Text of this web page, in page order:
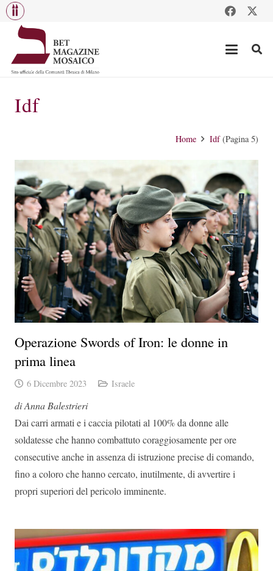
Idf
Home Idf(Pagina 5)
Operazione Swords of Iron: le donne in
prima linea
6 Dicembre 2023 Israele
di Anna Balestrieri
Dai carri armati e i caccia pilotati al 100% da donne alle
soldatesse che hanno combattuto coraggiosamente per ore
consecutive anche in assenza di istruzione precise di comando,
fino a coloro che hanno cercato, inutilmente, di avvertire i
propri superiori del pericolo imminente.